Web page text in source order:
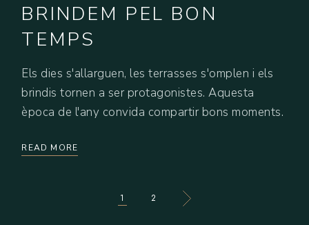
BRINDEM PEL BON
TEMPS
Els dies s'allarguen, les terrasses s'omplen i els
brindis tornen a ser protagonistes. Aquesta
època de l'any convida compartir bons moments.
READ MORE
PAGINACIÓ
1 2